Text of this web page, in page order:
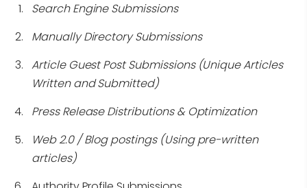
Search Engine Submissions
Manually Directory Submissions
Article Guest Post Submissions (Unique Articles
Written and Submitted)
Press Release Distributions & Optimization
Web 2.0 / Blog postings (Using pre-written
articles)